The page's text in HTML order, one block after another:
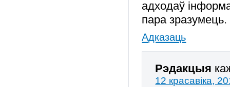
адходаў
пара зразумець.
Адказаць
Рэдакцыя
12 красавіка,